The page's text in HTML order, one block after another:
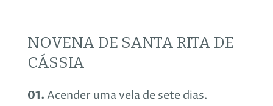
NOVENA DE SANTA RITA DE
CÁSSIA
01. Acender uma vela de sete dias.